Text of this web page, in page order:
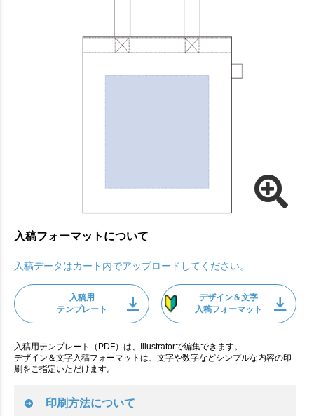
入稿フォーマットについて
入稿データはカート内でアップロードしてください。
入稿用
テンプレート
デザイン＆文字
入稿フォーマット
入稿用テンプレート（PDF）は、Illustratorで編集できます。
デザイン＆文字入稿フォーマットは、文字や数字などシンプルな内容の印
刷をご指定いただけます。
印刷方法について